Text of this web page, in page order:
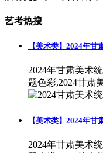
艺考热搜
【美术类】2024年甘
2024年甘肃美术
题色彩,2024甘肃
【美术类】2024年甘
2024年甘肃美术